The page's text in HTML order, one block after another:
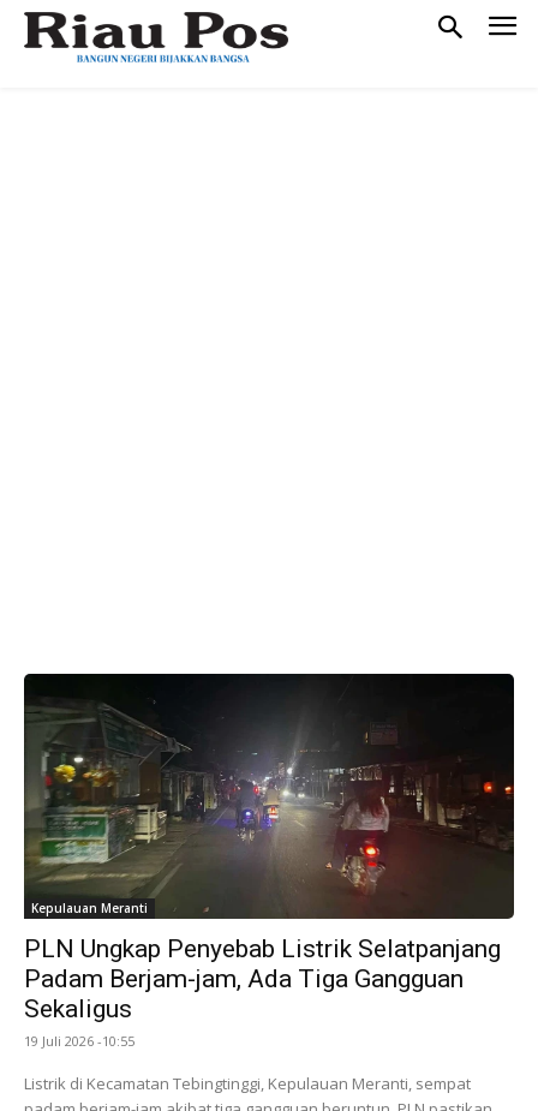
Kepulauan Meranti
PLN Ungkap Penyebab Listrik Selatpanjang
Padam Berjam-jam, Ada Tiga Gangguan
Sekaligus
19 Juli 2026 -10:55
Listrik di Kecamatan Tebingtinggi, Kepulauan Meranti, sempat